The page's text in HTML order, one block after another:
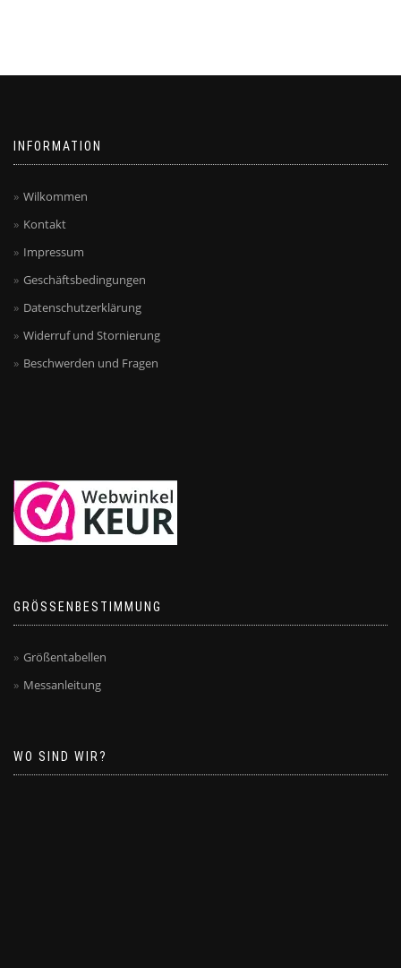
INFORMATION
Wilkommen
Kontakt
Impressum
Geschäftsbedingungen
Datenschutzerklärung
Widerruf und Stornierung
Beschwerden und Fragen
GRÖSSENBESTIMMUNG
Größentabellen
Messanleitung
WO SIND WIR?